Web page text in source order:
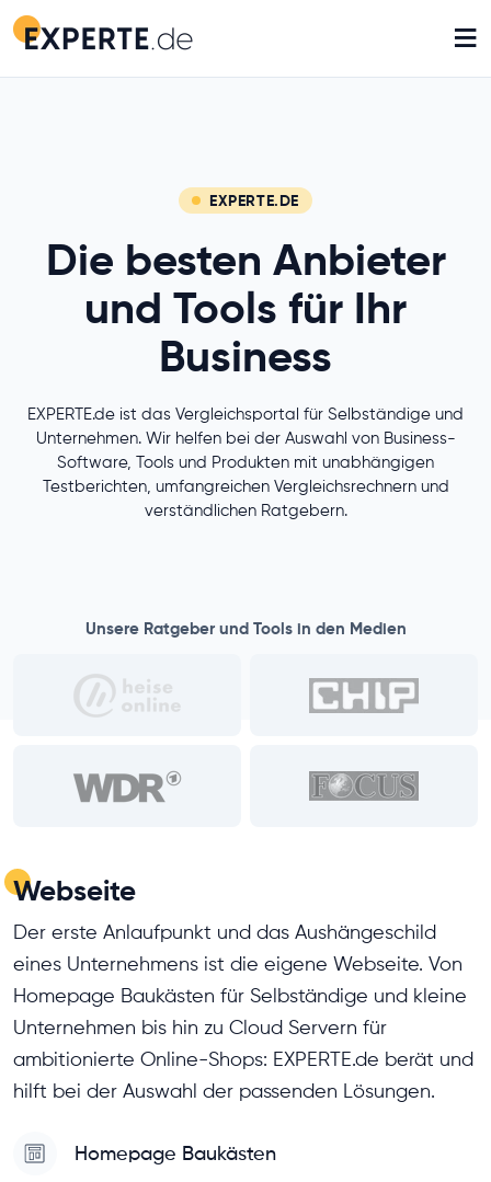
≡
EXPERTE.DE
Die besten Anbieter
und Tools für Ihr
Business
EXPERTE.de ist das Vergleichsportal für Selbständige und
Unternehmen. Wir helfen bei der Auswahl von Business-
Software, Tools und Produkten mit unabhängigen
Testberichten, umfangreichen Vergleichsrechnern und
verständlichen Ratgebern.
Unsere Ratgeber und Tools in den Medien
Webseite
Der erste Anlaufpunkt und das Aushängeschild
eines Unternehmens ist die eigene Webseite. Von
Homepage Baukästen für Selbständige und kleine
Unternehmen bis hin zu Cloud Servern für
ambitionierte Online-Shops: EXPERTE.de berät und
hilft bei der Auswahl der passenden Lösungen.
Homepage Baukästen